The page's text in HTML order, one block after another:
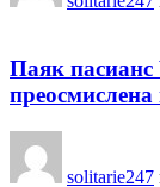
Паяк пасианс
solitarie247